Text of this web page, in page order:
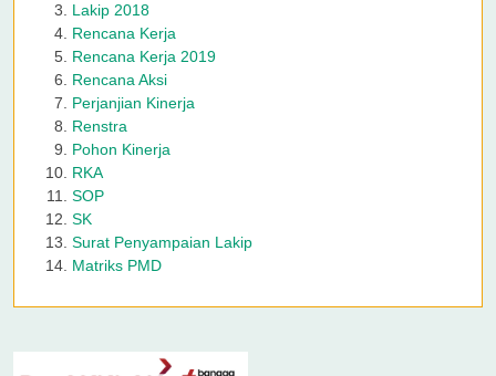
Lakip 2018
Rencana Kerja
Rencana Kerja 2019
Rencana Aksi
Perjanjian Kinerja
Renstra
Pohon Kinerja
RKA
SOP
SK
Surat Penyampaian Lakip
Matriks PMD